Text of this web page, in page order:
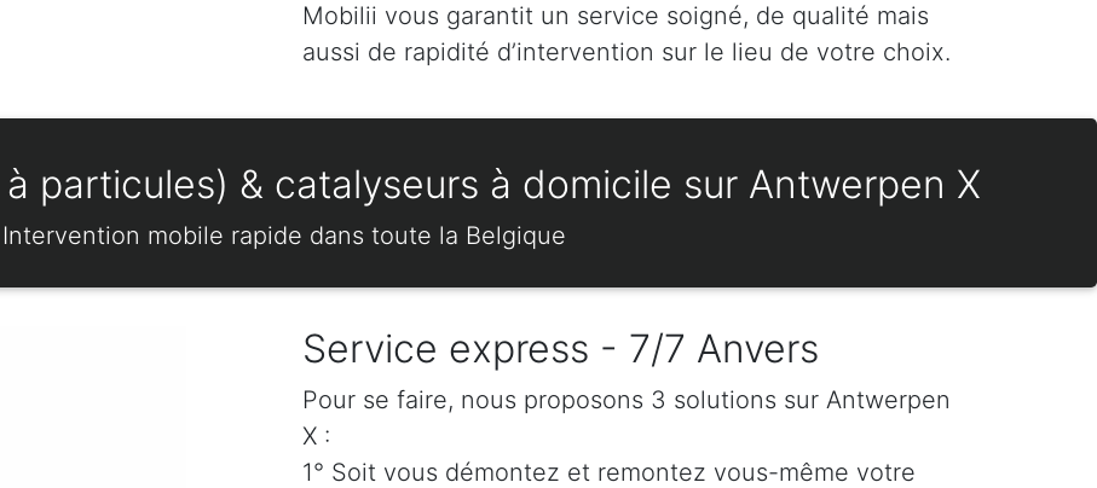
Mobilii vous garantit un service soigné, de qualité mais
aussi de rapidité d’intervention sur le lieu de votre choix.
à particules) & catalyseurs à domicile sur Antwerpen X
Intervention mobile rapide dans toute la Belgique
Service express - 7/7 Anvers
Pour se faire, nous proposons 3 solutions sur Antwerpen
X :
1° Soit vous démontez et remontez vous-même votre